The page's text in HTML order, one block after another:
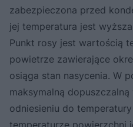
zabezpieczona przed
jej temperatura jest
Punkt rosy jest wartością
powietrze zawierające
osiąga stan nasycenia. W
maksymalną
odniesieniu do
temperaturze powierzchni